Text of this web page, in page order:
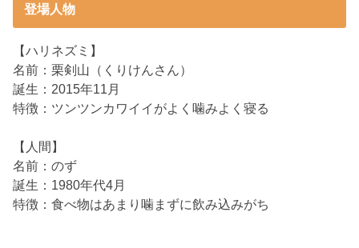
登場人物
【ハリネズミ】
名前：栗剣山（くりけんさん）
誕生：2015年11月
特徴：ツンツンカワイイがよく噛みよく寝る
【人間】
名前：のず
誕生：1980年代4月
特徴：食べ物はあまり噛まずに飲み込みがち